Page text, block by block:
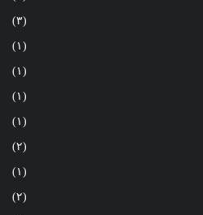
(٣)
(١)
(١)
(١)
(١)
(٢)
(١)
(٢)